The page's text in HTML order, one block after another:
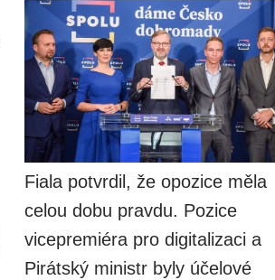
Fiala potvrdil, že opozice měla
celou dobu pravdu. Pozice
vicepremiéra pro digitalizaci a
Pirátský ministr byly účelové